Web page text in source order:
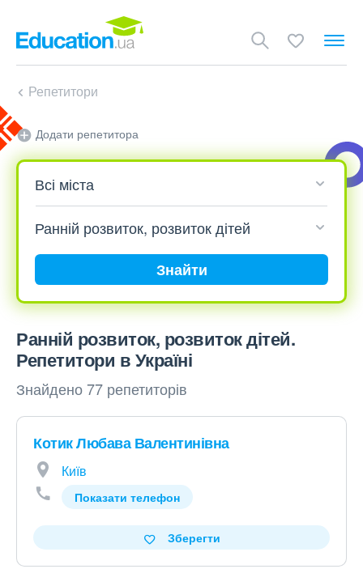
Репетитори
Додати репетитора
Знайти
Ранній розвиток, розвиток дітей.
Репетитори в Україні
Знайдено 77 репетиторів
Котик Любава Валентинівна
Київ
Показати телефон
Зберегти